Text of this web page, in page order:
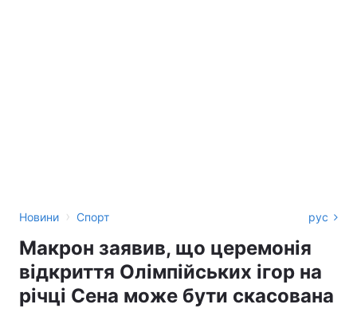
Новини › Спорт рус
Макрон заявив, що церемонія
відкриття Олімпійських ігор на
річці Сена може бути скасована